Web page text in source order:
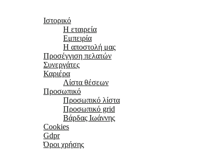
Ιστορικό
Η εταιρεία
Εμπειρία
Η αποστολή μας
Προσέγγιση πελατών
Συνεργάτες
Καριέρα
Λίστα θέσεων
Προσωπικό
Προσωπικό λίστα
Προσωπικό grid
Βάρδας Ιωάννης
Cookies
Gdpr
Όροι χρήσης